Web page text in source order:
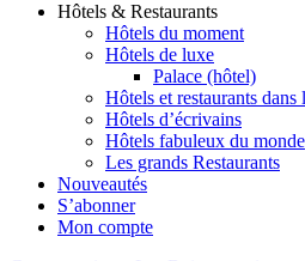
Hôtels & Restaurants
Hôtels du moment
Hôtels de luxe
Palace (hôtel)
Hôtels et restaurants dans
Hôtels d’écrivains
Hôtels fabuleux du monde
Les grands Restaurants
Nouveautés
S’abonner
Mon compte